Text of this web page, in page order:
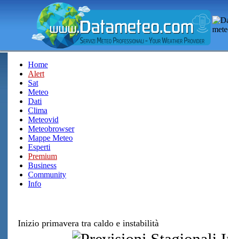
Home
Alert
Sat
Meteo
Dati
Clima
Meteovid
Meteobrowser
Mappe Meteo
Esperti
Premium
Business
Community
Info
Inizio primavera tra caldo e instabilità